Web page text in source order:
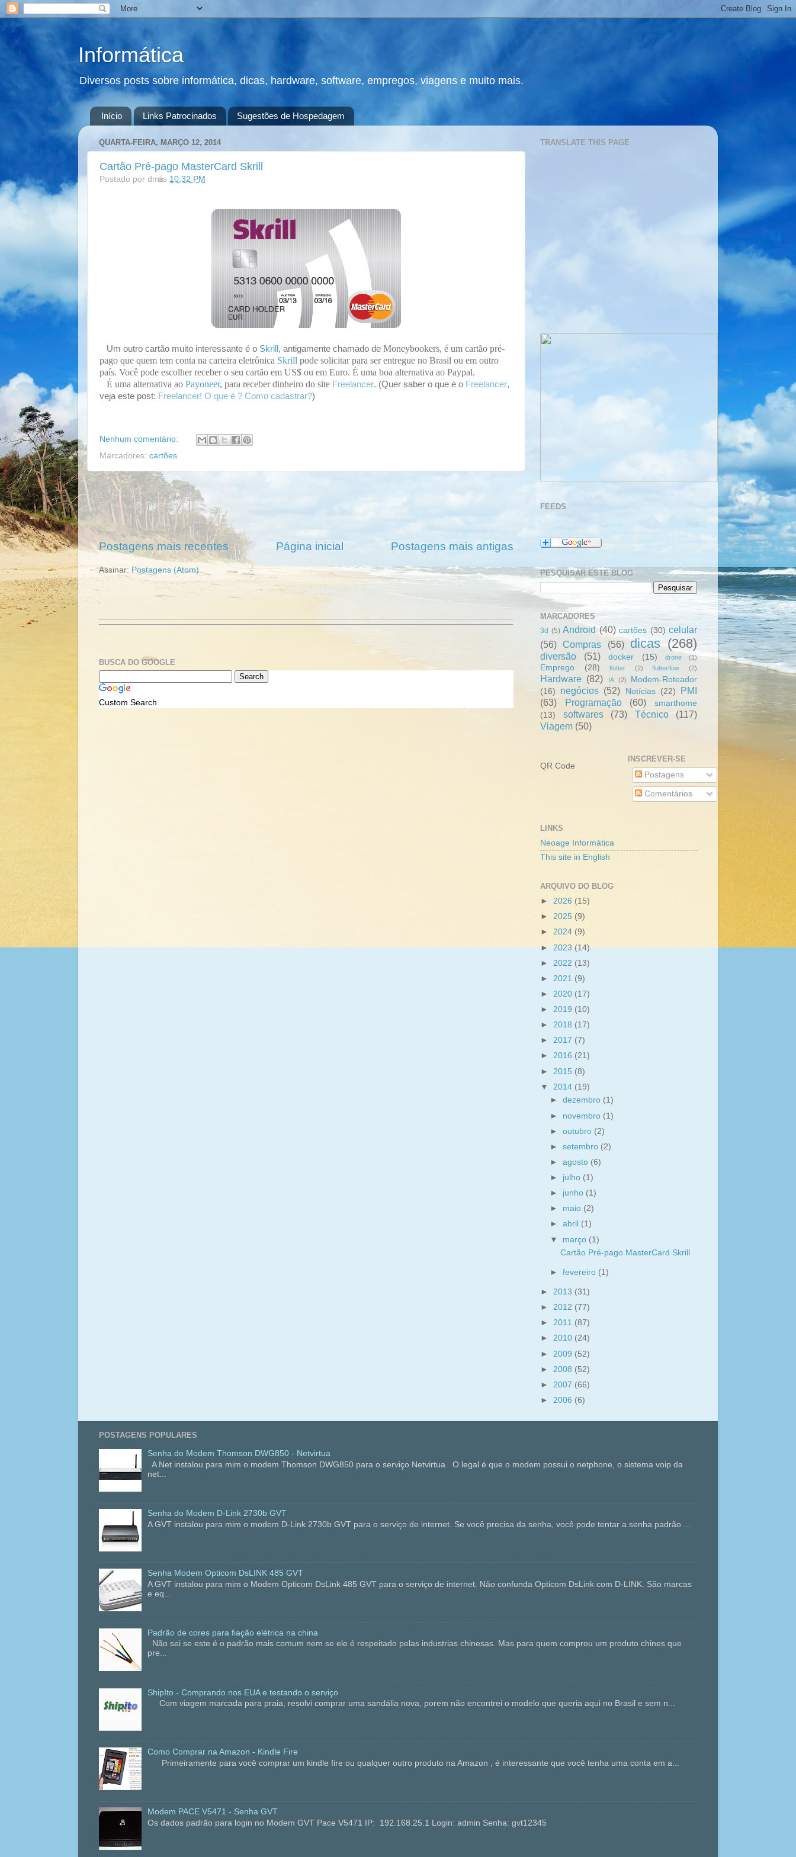
Informática
Diversos posts sobre informática, dicas, hardware, software, empregos, viagens e muito mais.
Início Links Patrocinados Sugestões de Hospedagem
QUARTA-FEIRA, MARÇO 12, 2014
Cartão Pré-pago MasterCard Skrill
Postado por dmsàs 10:32 PM
Um outro cartão muito interessante é o Skrill , antigamente chamado de Moneybookers, é um cartão pré-
pago que quem tem conta na carteira eletrônica Skrill pode solicitarpara ser entregue no Brasil ou em outro
país. Você pode escolher receber o seu cartão em US$ ou em Euro. É uma boa alternativa ao Paypal.
É uma alternativa ao Payoneer, para receber dinheiro do site Freelancer. (Quer saber o que é o Freelancer,
veja este post: Freelancer! O que é ? Como cadastrar?)
Nenhum comentário:
Marcadores: cartões
Postagens mais recentes Postagens mais antigas
Página inicial
Assinar: Postagens (Atom)
BUSCA DO GOOGLE
Custom Search
TRANSLATE THIS PAGE
FEEDS
PESQUISAR ESTE BLOG
MARCADORES
3d (5) Android (40) cartões (30) celular
(56) Compras (56) dicas (268)
diversão (51) docker (15) drone (1)
Emprego (28) flutter (2) flutterflow (2)
Hardware (82) IA (2)
Modem-Roteador
(16)
negócios (52) Notícias (22)
PMI
(63)
Programação (60)
smarthome
(13)
softwares (73) Técnico
(117)
Viagem (50)
QR Code
INSCREVER-SE
Postagens
Comentários
LINKS
Neoage Informática
This site in English
ARQUIVO DO BLOG
► 2026 (15)
► 2025 (9)
► 2024 (9)
►2023(14)
► 2022 (13)
► 2021 (9)
► 2020 (17)
► 2019 (10)
► 2018 (17)
► 2017 (7)
► 2016 (21)
► 2015 (8)
▼ 2014 (19)
►dezembro (1)
► novembro (1)
►outubro (2)
►setembro (2)
►agosto (6)
► julho (1)
► junho (1)
► maio (2)
►abril (1)
▼ março (1)
Cartão Pré-pago MasterCard Skrill
►fevereiro (1)
► 2013 (31)
► 2012 (77)
► 2011 (87)
► 2010 (24)
► 2009 (52)
► 2008 (52)
► 2007 (66)
► 2006 (6)
POSTAGENS POPULARES
Senha do Modem Thomson DWG850 - Netvirtua
A Net instalou para mim o modem Thomson DWG850 para o serviço Netvirtua. O legal é que o modem possui o netphone, o sistema voip da
net...
Senha do Modem D-Link 2730b GVT
A GVT instalou para mim o modem D-Link 2730b GVT para o serviço de internet. Se você precisa da senha, você pode tentar a senha padrão ...
Senha Modem Opticom DsLINK 485 GVT
A GVT instalou para mim o Modem Opticom DsLink 485 GVT para o serviço de internet. Não confunda Opticom DsLink com D-LINK. São marcas
e eq...
Padrão de cores para fiação elétrica na china
Não sei se este é o padrão mais comum nem se ele é respeitado pelas industrias chinesas. Mas para quem comprou um produto chines que
pre...
ShipIto - Comprando nos EUA e testando o serviço
Com viagem marcada para praia, resolvi comprar uma sandália nova, porem não encontrei o modelo que queria aqui no Brasil e sem n...
Como Comprar na Amazon - Kindle Fire
Primeiramente para você comprar um kindle fire ou qualquer outro produto na Amazon , é interessante que você tenha uma conta em a...
Modem PACE V5471 - Senha GVT
Os dados padrão para login no Modem GVT Pace V5471 IP: 192.168.25.1 Login: admin Senha: gvt12345